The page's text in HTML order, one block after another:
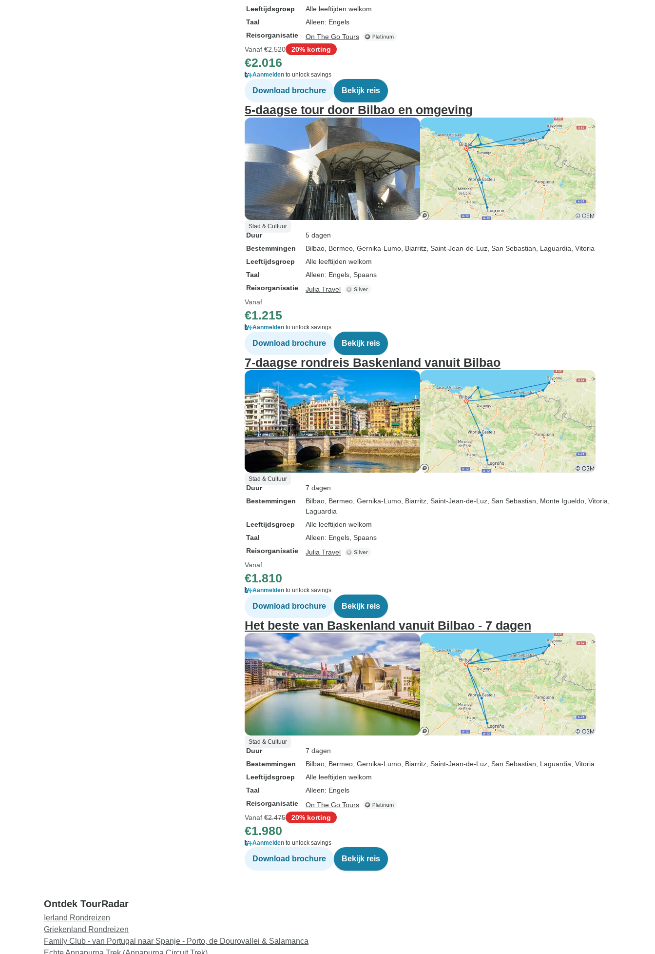
Leeftijdsgroep
Alle leeftijden welkom
Taal
Alleen: Engels
Reisorganisatie
On The Go Tours
Vanaf €2.520 20% korting
€2.016
Aanmelden to unlock savings
Download brochure Bekijk reis
5-daagse tour door Bilbao en omgeving
Stad & Cultuur
Duur
5 dagen
Bestemmingen
Bilbao , Bermeo , Gernika-Lumo , Biarritz , Saint-Jean-de-Luz , San Sebastian , Laguardia , Vitoria
Leeftijdsgroep
Alle leeftijden welkom
Taal
Alleen: Engels, Spaans
Reisorganisatie
Julia Travel
Vanaf
€1.215
Aanmelden to unlock savings
Download brochure Bekijk reis
7-daagse rondreis Baskenland vanuit Bilbao
Stad & Cultuur
Duur
7 dagen
Bestemmingen
Bilbao , Bermeo , Gernika-Lumo , Biarritz , Saint-Jean-de-Luz , San Sebastian , Monte Igueldo , Vitoria
Laguardia
Leeftijdsgroep
Alle leeftijden welkom
Taal
Alleen: Engels, Spaans
Reisorganisatie
Julia Travel
Vanaf
€1.810
Aanmelden to unlock savings
Download brochure Bekijk reis
Het beste van Baskenland vanuit Bilbao - 7 dagen
Stad & Cultuur
Duur
7 dagen
Bestemmingen
Bilbao , Bermeo , Gernika-Lumo , Biarritz , Saint-Jean-de-Luz , San Sebastian , Laguardia , Vitoria
Leeftijdsgroep
Alle leeftijden welkom
Taal
Alleen: Engels
Reisorganisatie
On The Go Tours
Vanaf €2.475 20% korting
€1.980
Aanmelden to unlock savings
Download brochure Bekijk reis
Ontdek TourRadar
Ierland Rondreizen
Griekenland Rondreizen
Family Club - van Portugal naar Spanje - Porto, de Dourovallei & Salamanca